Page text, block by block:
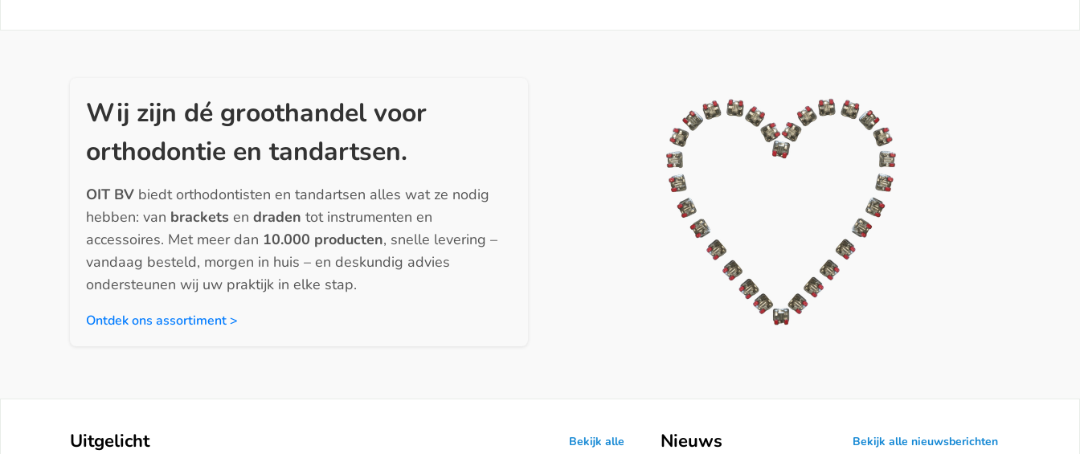
Wij zijn dé groothandel voor
orthodontie en tandartsen.
OIT BV biedt orthodontisten en tandartsen alles wat ze nodig
hebben: van brackets en draden tot instrumenten en
accessoires. Met meer dan 10.000 producten, snelle levering –
vandaag besteld, morgen in huis – en deskundig advies
ondersteunen wij uw praktijk in elke stap.
Ontdek ons assortiment >
Uitgelicht Bekijk alle Nieuws Bekijk alle nieuwsberichten